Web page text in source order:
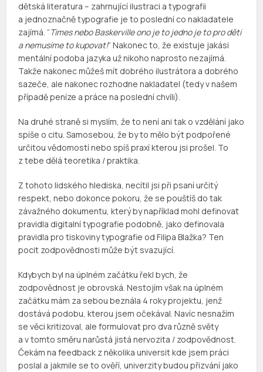
dětská literatura – zahrnující ilustraci a typografii
a jednoznačně typografie je to poslední co nakladatele
zajímá. “Times nebo Baskerville ono je to jedno je to pro děti
a nemusíme to kupovat!” Nakonec to, že existuje jakási
mentální podoba jazyka už nikoho naprosto nezajímá.
Takže nakonec můžeš mít dobrého ilustrátora a dobrého
sazeče, ale nakonec rozhodne nakladatel (tedy v našem
případě peníze a práce na poslední chvíli).
Na druhé straně si myslím, že to není ani tak o vzdělání jako
spíše o citu. Samosebou, že by to mělo být podpořené
určitou vědomostí nebo spíš praxí kterou jsi prošel. To
z tebe dělá teoretika / praktika.
Z tohoto lidského hlediska, necítil jsi při psaní určitý
respekt, nebo dokonce pokoru, že se pouštíš do tak
závažného dokumentu, který by například mohl definovat
pravidla digitalní typografie podobně, jako definovala
pravidla pro tiskoviny typografie od Filipa Blažka? Ten
pocit zodpovědnosti může být svazující.
Kdybych byl na úplném začátku řekl bych, že
zodpovědnost je obrovská. Nestojím však na úplném
začátku mám za sebou beznála 4 roky projektu, jenž
dostává podobu, kterou jsem očekával. Navíc nesnažím
se věci kritizoval, ale formulovat pro dva různě světy
a v tomto směru narůstá jistá nervozita / zodpovědnost.
Čekám na feedback z několika universit kde jsem práci
poslal a jakmile se to ověří, univerzity budou přizvání jako